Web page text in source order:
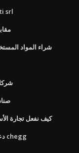
srl
شراء المواد
كيف نفعل تجارة
دعابة معدل الرهن العقاري chegg